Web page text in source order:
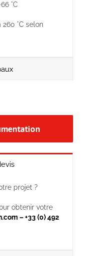
°C
260 °C selon
projet ?
obtenir votre
– +33 (0) 492